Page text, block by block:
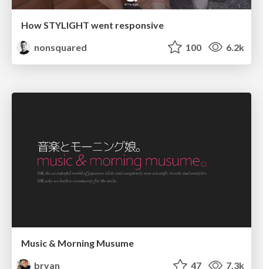
How STYLIGHT went responsive
nonsquared
100 6.2k
Music & Morning Musume
bryan
47 7.3k